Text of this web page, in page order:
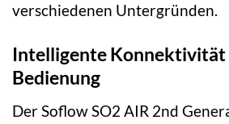
verschiedenen Untergründen.
Intelligente Konnektivität
Bedienung
Der Soflow SO2 AIR 2nd